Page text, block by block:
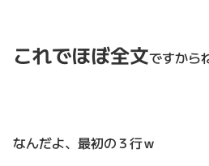
これでほぼ全文ですから
なんだよ、最初の３行ｗ